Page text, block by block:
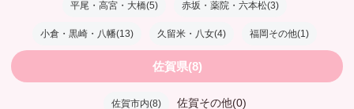
平尾・高宮・大橋(5) 赤坂・薬院・六本松(3)
小倉・黒崎・八幡(13) 久留米・八女(4) 福岡その他(1)
佐賀県(8)
佐賀市内(8) 佐賀その他(0)